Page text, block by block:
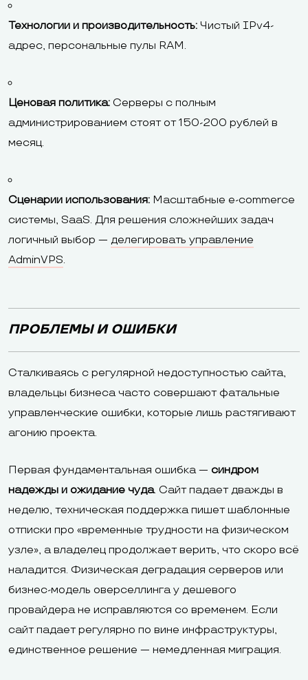
Технологии и производительность: Чистый IPv4-
адрес, персональные пулы RAM.
Ценовая политика: Серверы с полным
администрированием стоят от 150-200 рублей в
месяц.
Сценарии использования: Масштабные e-commerce
системы, SaaS. Для решения сложнейших задач
логичный выбор — делегировать управление
AdminVPS.
ПРОБЛЕМЫ И ОШИБКИ
Сталкиваясь с регулярной недоступностью сайта,
владельцы бизнеса часто совершают фатальные
управленческие ошибки, которые лишь растягивают
агонию проекта.
Первая фундаментальная ошибка — синдром
надежды и ожидание чуда. Сайт падает дважды в
неделю, техническая поддержка пишет шаблонные
отписки про «временные трудности на физическом
узле», а владелец продолжает верить, что скоро всё
наладится. Физическая деградация серверов или
бизнес-модель оверселлинга у дешевого
провайдера не исправляются со временем. Если
сайт падает регулярно по вине инфраструктуры,
единственное решение — немедленная миграция.